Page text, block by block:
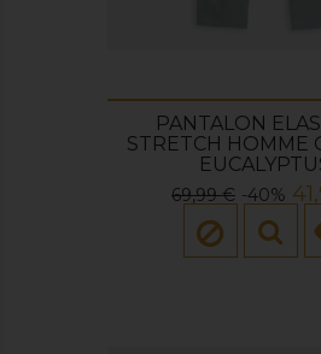
PANTALON
STRETCH HOMME
Prix
base
69,99 € -40%